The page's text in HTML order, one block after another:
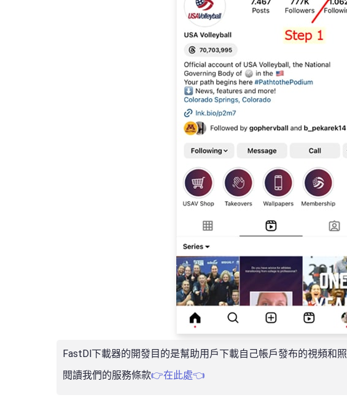
FastDl下載器的開發目的是幫助用戶下載自己帳戶發布的視頻和
閱讀我們的服務條款👉在此處👈